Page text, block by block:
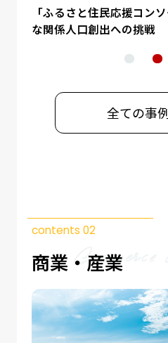
「ふるさと住民応援コン
な関係人口創出への挑戦
全ての事
contents 02
商業・産業